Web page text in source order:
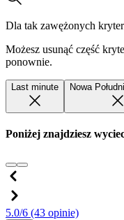
Dla tak zawężonych
Możesz usunąć część
ponownie.
Last minute Nowa
Poniżej znajdziesz
5.0/6 (43 opinie)